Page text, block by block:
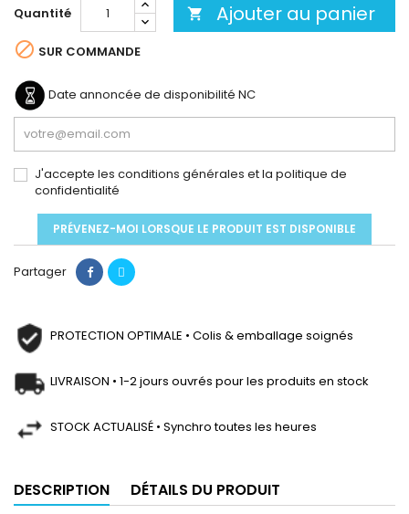
Quantité  Ajouter au panier
 SUR COMMANDE
Date annoncée de disponibilité NC
J'accepte les conditions générales et la politique de
confidentialité
PRÉVENEZ-MOI LORSQUE LE PRODUIT EST DISPONIBLE
Partager
PROTECTION OPTIMALE • Colis & emballage soignés
LIVRAISON • 1-2 jours ouvrés pour les produits en stock
STOCK ACTUALISÉ • Synchro toutes les heures
DESCRIPTION DÉTAILS DU PRODUIT